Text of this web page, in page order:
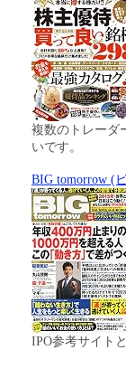
複数のトレーダ
いです。
BIG tomorrow (
IPO参考サイト